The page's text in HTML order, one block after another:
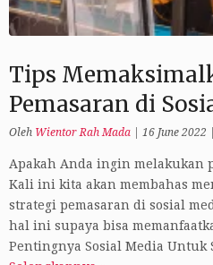
Tips
Pemasaran di
Oleh Wientor Rah Mada 16 June 2022
Apakah Anda ingin melakukan
Kali ini kita akan membahas
strategi pemasaran di sosial
hal ini supaya bisa
Pentingnya Sosial Media Untuk